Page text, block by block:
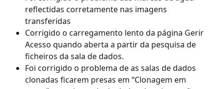
reflectidas corretamente nas imagens
transferidas
Corrigido o carregamento lento da página Gerir
Acesso quando aberta a partir da pesquisa de
ficheiros da sala de dados.
Foi corrigido o problema de as salas de dados
clonadas ficarem presas em “Clonagem em